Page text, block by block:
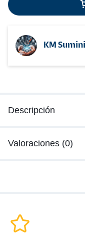
KM
Descripción
Valoraciones (0)